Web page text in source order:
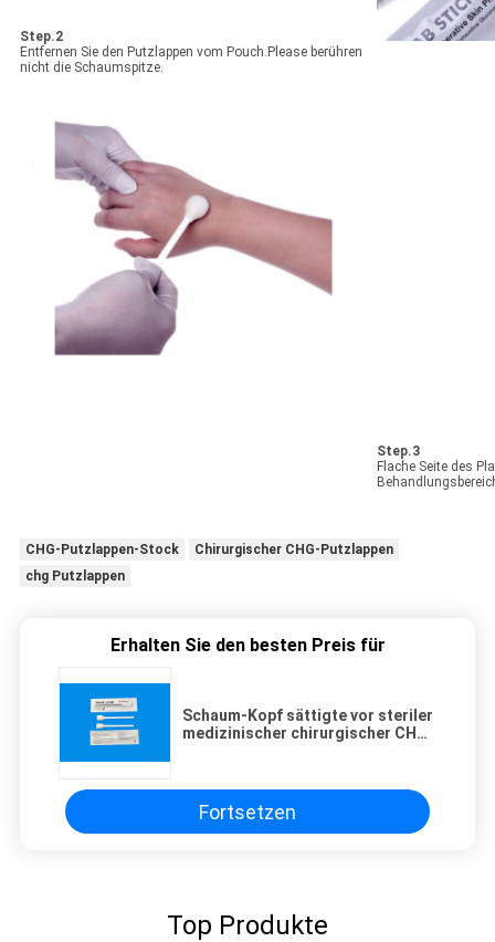
Step.2
Entfernen Sie den Putzlappen vom Pouch.Please berühren
nicht die Schaumspitze.
Step.3
Flache Seite des
CHG-Putzlappen-Stock
Chirurgischer CHG-Putzlappen
chg Putzlappen
Erhalten Sie den besten Preis für
Schaum-Kopf sättigte vor steriler
medizinischer chirurgischer CHG-
Fortsetzen
Top Produkte